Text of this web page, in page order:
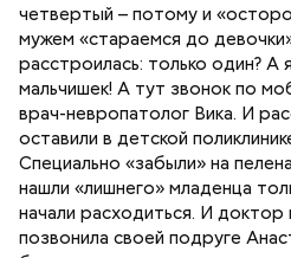
четвертый – потому и
мужем «стараемся до
расстроилась: только один?
мальчишек! А тут звонок по
врач-невропатолог Вика. И
оставили в детской
Специально «забыли» на
нашли «лишнего» младенца
начали расходиться. И
позвонила своей подруге